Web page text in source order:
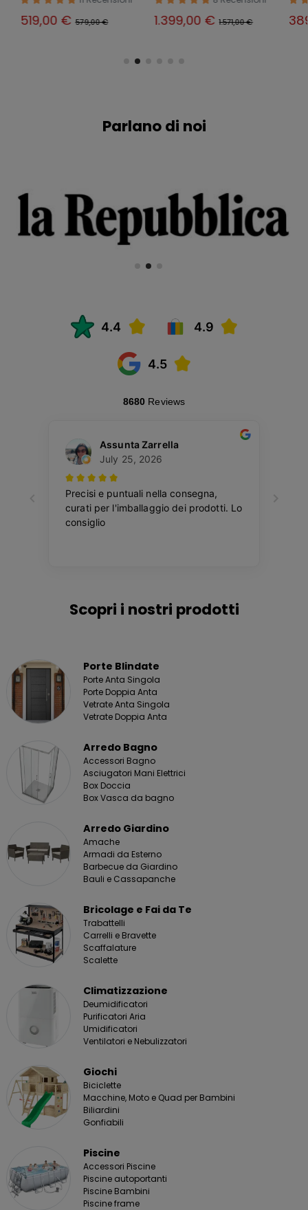
519,00 € 579,00 €
Giardino Grill
1.399,00 € 1.571,00 €
Parlano di noi
Scopri i nostri prodotti
Porte Blindate
Porte Anta Singola
Porte Doppia Anta
Vetrate Anta Singola
Vetrate Doppia Anta
Arredo Bagno
Accessori Bagno
Asciugatori Mani Elettrici
Box Doccia
Box Vasca da bagno
Arredo Giardino
Amache
Armadi da Esterno
Barbecue da Giardino
Bauli e Cassapanche
Bricolage e Fai da Te
Trabattelli
Carrelli e Bravette
Scaffalature
Scalette
Climatizzazione
Deumidificatori
Purificatori Aria
Umidificatori
Ventilatori e Nebulizzatori
Giochi
Biciclette
Macchine, Moto e Quad per Bambini
Biliardini
Gonfiabili
Piscine
Accessori Piscine
Piscine autoportanti
Piscine Bambini
Piscine frame